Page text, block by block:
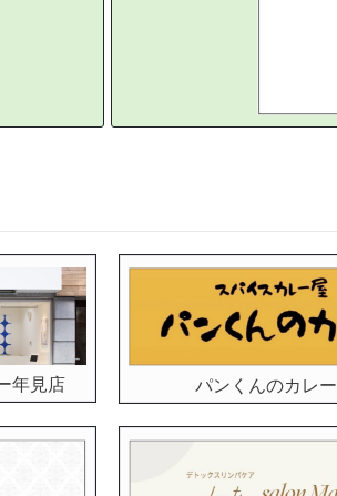
年見店 パンくんのカレー